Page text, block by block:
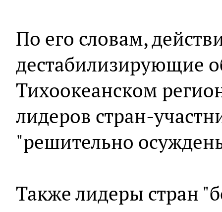
По его словам,
дестабилизирующие
Тихоокеанском
лидеров стран-
"решительно
Также лидеры стран